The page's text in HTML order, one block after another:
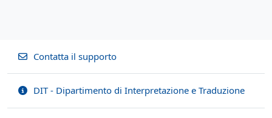
Contatta il supporto
DIT - Dipartimento di Interpretazione e Traduzione